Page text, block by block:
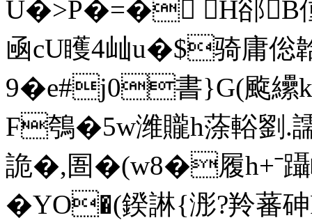
U�>P�=� H郤B
凾cU矆4屾u�$骑庸
9�e#j0書}G(颴纝
F鴮�5w潍贚h蒤輍劉.
詭�,圄�(w8�履h+ˉ躡
�YO�(鍨諃{浵?羚蕃